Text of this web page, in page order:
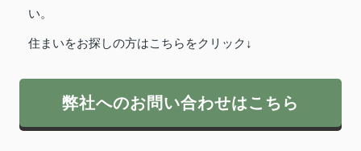
い。
住まいをお探しの方はこちらをクリック↓
弊社へのお問い合わせはこちら